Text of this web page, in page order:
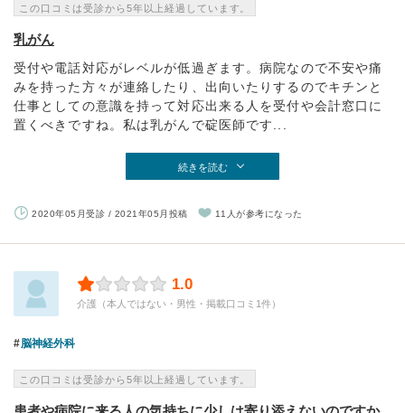
この口コミは受診から5年以上経過しています。
乳がん
受付や電話対応がレベルが低過ぎます。病院なので不安や痛
みを持った方々が連絡したり、出向いたりするのでキチンと
仕事としての意識を持って対応出来る人を受付や会計窓口に
置くべきですね。私は乳がんで碇医師です...
続きを読む
2020年05月受診 / 2021年05月投稿 11人が参考になった
1.0
介護（本人ではない・男性・掲載口コミ1件）
脳神経外科
この口コミは受診から5年以上経過しています。